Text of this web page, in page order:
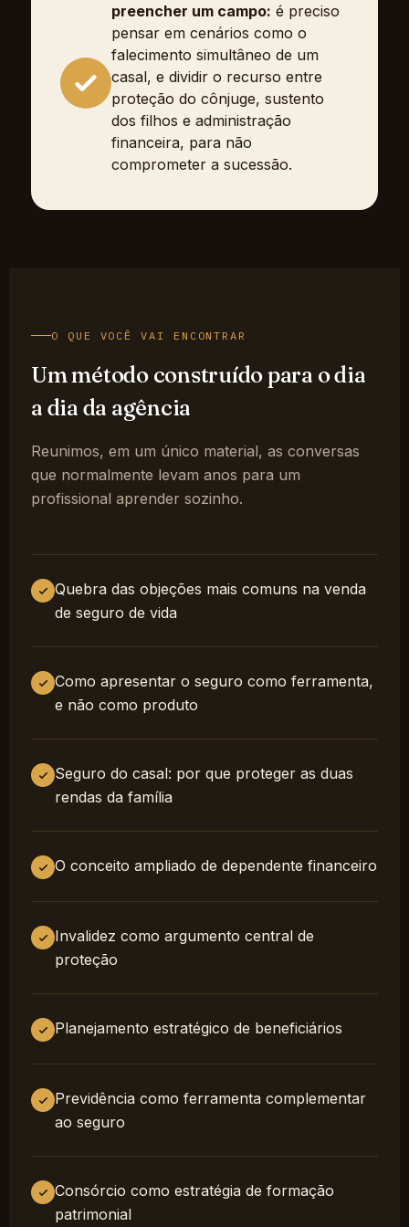
preencher um campo: é preciso
pensar em cenários como o
falecimento simultâneo de um
casal, e dividir o recurso entre
proteção do cônjuge, sustento
dos filhos e administração
financeira, para não
comprometer a sucessão.
O QUE VOCÊ VAI ENCONTRAR
Um método construído para o dia
a dia da agência
Reunimos, em um único material, as conversas
que normalmente levam anos para um
profissional aprender sozinho.
Quebra das objeções mais comuns na venda
de seguro de vida
Como apresentar o seguro como ferramenta,
e não como produto
Seguro do casal: por que proteger as duas
rendas da família
O conceito ampliado de dependente financeiro
Invalidez como argumento central de
proteção
Planejamento estratégico de beneficiários
Previdência como ferramenta complementar
ao seguro
Consórcio como estratégia de formação
patrimonial